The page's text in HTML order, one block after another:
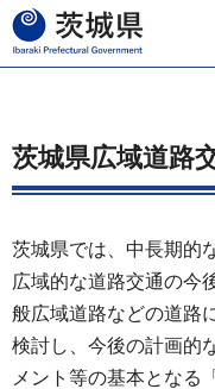
茨城県
茨城県広域道路
茨城県では、中長期的
広域的な道路交通の今
般広域道路などの道路
検討し、今後の計画的
メント等の基本となる